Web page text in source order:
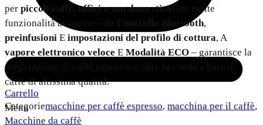
Carrello
Menu
per piccoli caffè, uffici o uso domesticoCon molte
funzionalità avanzate – da Controllo Bluetooth,
preinfusioni E impostazioni del profilo di cottura, A
vapore elettronico veloce E Modalità ECO – garantisce la
preparazione di caffè espresso e altre bevande a base di
caffè di altissima qualità.
Categoriemacchine per caffè espresso, macchina per il caffè,
Macchine da caffè